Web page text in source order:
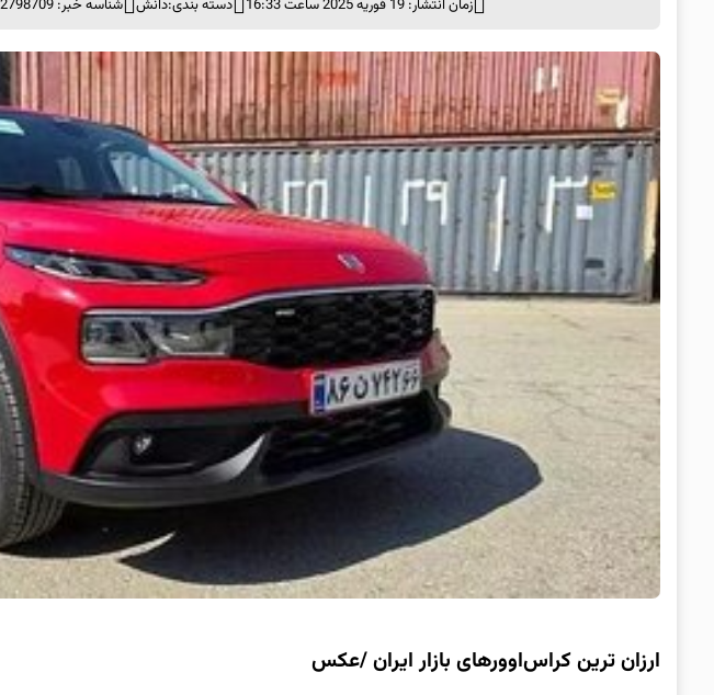
زمان انتشار: 19 فوریه 2025 ساعت 16:33 دسته بندی:دانش شناسه خبر: 2798709
ارزان ترین کراس‌اوورهای بازار ایران /عکس